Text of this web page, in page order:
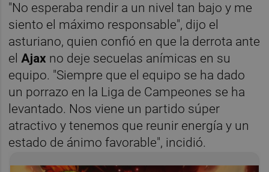
"No esperaba rendir a un nivel tan bajo y me
siento el máximo responsable", dijo el
asturiano, quien confió en que la derrota ante
elAjax no deje secuelas anímicas en su
equipo. "Siempre que el equipo se ha dado
un porrazo en la Liga de Campeones se ha
levantado. Nos viene un partido súper
atractivo y tenemos que reunir energía y un
estado de ánimo favorable", incidió.